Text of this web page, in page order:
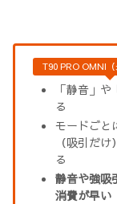
T90 PRO OMNI
「静音」
る
モードごと
（吸引だ
る
静音や強吸
消費が早い